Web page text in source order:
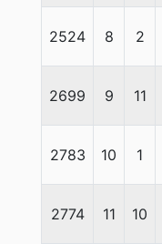
2524 8 2
2699 9 11
2783 10 1
2774 11 10